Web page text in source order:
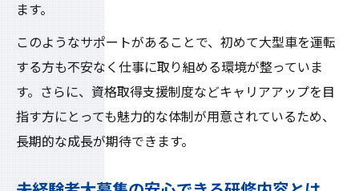
ます。
このようなサポートがあることで、初めて大型車を運転
する方も不安なく仕事に取り組める環境が整っていま
す。さらに、資格取得支援制度などキャリアアップを目
指す方にとっても魅力的な体制が用意されているため、
長期的な成長が期待できます。